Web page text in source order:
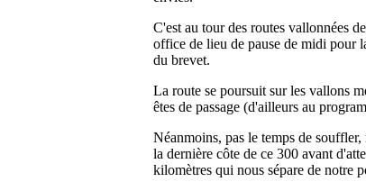
C'est au tour des routes vallonnées
office de lieu de pause de midi pour
du brevet.
La route se poursuit sur les vallons
êtes de passage (d'ailleurs au
Néanmoins, pas le temps de
la dernière côte de ce 300 avant
kilomètres qui nous sépare de notre